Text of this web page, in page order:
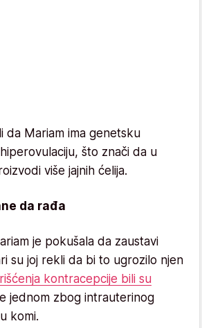
da Mariam ima genetsku
što znači da u
više jajnih ćelija.
da rađa
je pokušala da zaustavi
su joj rekli da bi to ugrozilo njen
kontracepcije bili su
jednom zbog intrauterinog
komi.